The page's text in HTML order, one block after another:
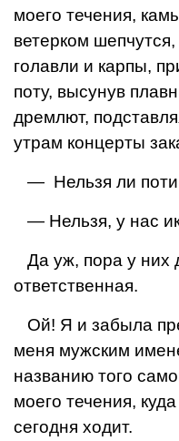
моего течения,
ветерком
голавли и карпы,
поту, высунув
дремлют,
утрам концерты
— Нельзя ли
— Нельзя, у нас
Да уж, пора у них
ответственная.
Ой! Я и забыла
меня мужским
названию того
моего тече­ния,
сегодня ходит.